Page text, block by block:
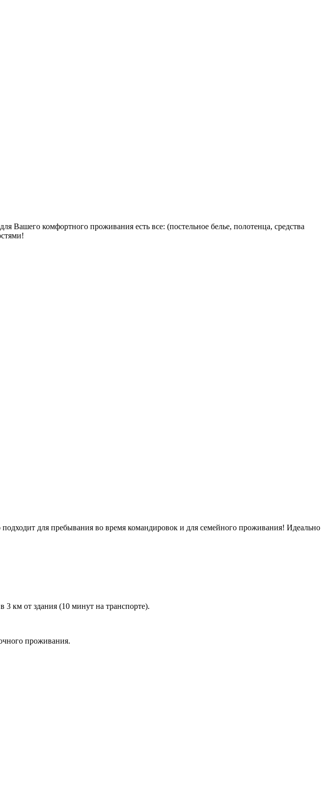
Вашего комфортного проживания есть все: (постельное белье, полотенца, средства
для пребывания во время командировок и для семейного проживания! Идеально
км от здания (10 минут на транспорте).
проживания.